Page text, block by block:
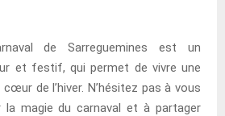
de Sarreguemines est un
et festif, qui permet de vivre une
de l’hiver. N’hésitez pas à vous
la magie du carnaval et à partager